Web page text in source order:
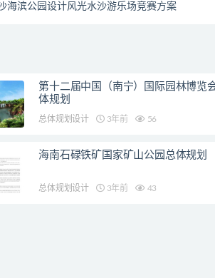
海滨公园设计风光水沙游乐场竞赛方案
第十二届中国（南宁）国际园林博览
体规划
总体规划设计 3年前 56
海南石碌铁矿国家矿山公园总体规划
总体规划设计 3年前 43